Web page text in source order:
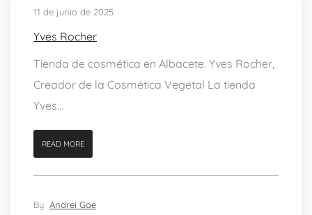
11 de junio de 2025
Yves Rocher
Tienda de cosmética en Albacete. Yves Rocher,
Creador de la Cosmética Vegetal La tienda
Yves...
READ MORE
By Andrei Gae